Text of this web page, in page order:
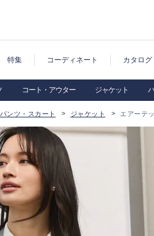
特集 コーディネート カタログ
コート・アウター ジャケット
ンツ・スカート ジャケット エアーテ